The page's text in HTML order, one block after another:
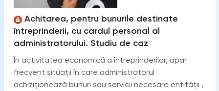
Achitarea, pentru bunurile destinate
întreprinderii, cu cardul personal al
administratorului. Studiu de caz
În activitatea economică a întreprinderilor, apar
frecvent situații în care administratorul
achiziționează bunuri sau servicii necesare entității ,